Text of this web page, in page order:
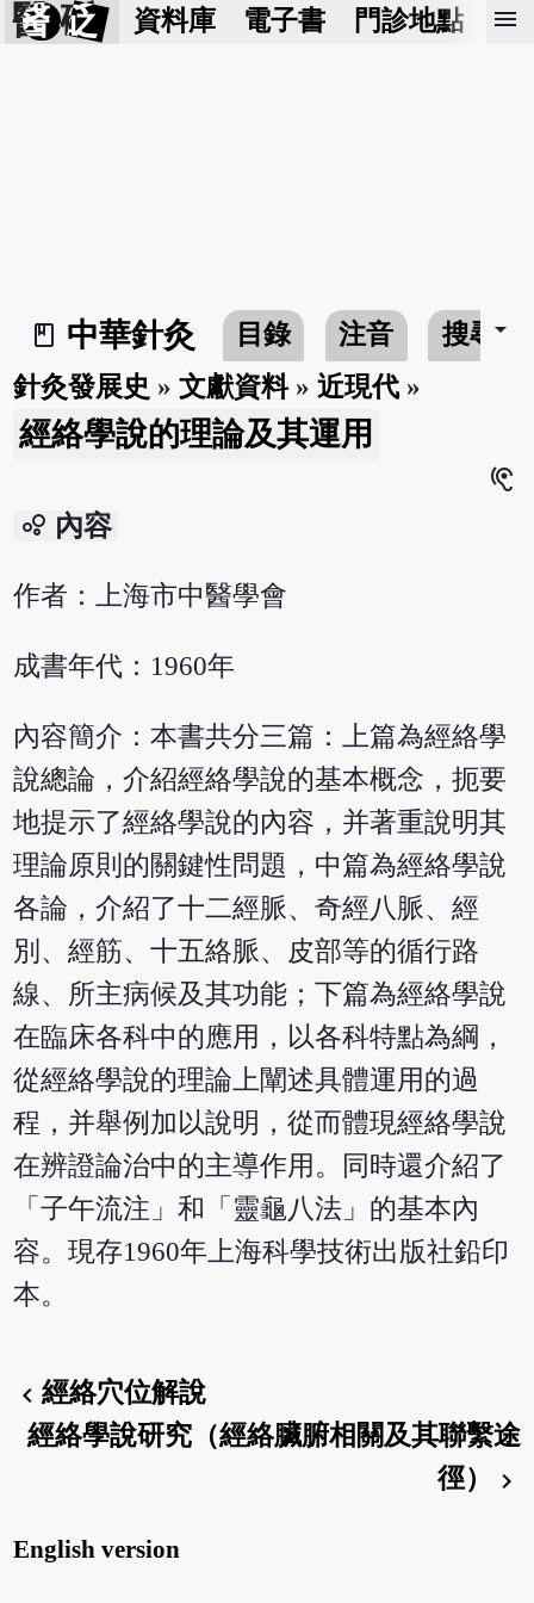
醫 砭 資料庫 電子書 門診地點 預
menu
book_2
中華針灸 目錄 注音 搜尋arrow_drop_down
針灸發展史 »文獻資料»近現代 »
經絡學說的理論及其運用
hearing
bubble_chart 內容
作者：上海市中醫學會
成書年代：1960年
內容簡介：本書共分三篇：上篇為經絡學
說總論，介紹經絡學說的基本概念，扼要
地提示了經絡學說的內容，并著重說明其
理論原則的關鍵性問題，中篇為經絡學說
各論，介紹了十二經脈、奇經八脈、經
別、經筋、十五絡脈、皮部等的循行路
線、所主病候及其功能；下篇為經絡學說
在臨床各科中的應用，以各科特點為綱，
從經絡學說的理論上闡述具體運用的過
程，并舉例加以說明，從而體現經絡學說
在辨證論治中的主導作用。同時還介紹了
「子午流注」和「靈龜八法」的基本內
容。現存1960年上海科學技術出版社鉛印
本。
chevron_left經絡穴位解說
經絡學說研究（經絡臟腑相關及其聯繫途
徑）
chevron_right
English version